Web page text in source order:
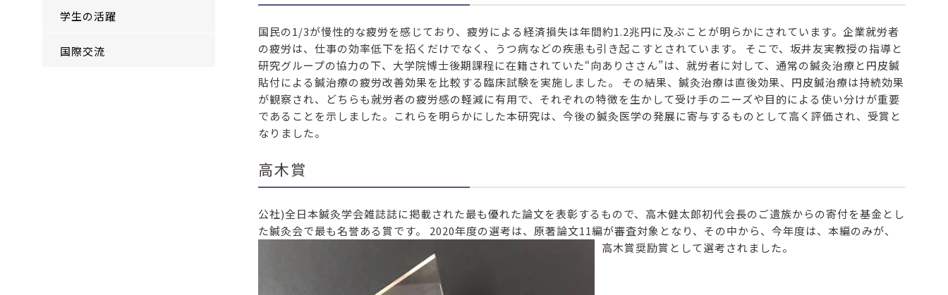
学生の活躍
国際交流
国民の1/3が慢性的な疲労を感じており、疲労による経済損失は年間約1.2兆円に及ぶことが明らかにされています。企業就労者
の疲労は、仕事の効率低下を招くだけでなく、うつ病などの疾患も引き起こすとされています。 そこで、坂井友実教授の指導と
研究グループの協力の下、大学院博士後期課程に在籍されていた“向ありささん”は、就労者に対して、通常の鍼灸治療と円皮鍼
貼付による鍼治療の疲労改善効果を比較する臨床試験を実施しました。 その結果、鍼灸治療は直後効果、円皮鍼治療は持続効果
が観察され、どちらも就労者の疲労感の軽減に有用で、それぞれの特徴を生かして受け手のニーズや目的による使い分けが重要
であることを示しました。これらを明らかにした本研究は、今後の鍼灸医学の発展に寄与するものとして高く評価され、受賞と
なりました。
高木賞
公社)全日本鍼灸学会雑誌誌に掲載された最も優れた論文を表彰するもので、高木健太郎初代会長のご遺族からの寄付を基金とし
た鍼灸会で最も名誉ある賞です。 2020年度の選考は、原著論文11編が審査対象となり、その中から、今年度は、本編のみが、
高木賞奨励賞として選考されました。